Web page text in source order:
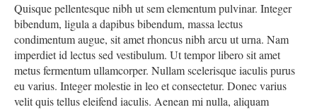
Quisque pellentesque nibh ut sem elementum pulvinar. Integer
bibendum, ligula a dapibus bibendum, massa lectus
condimentum augue, sit amet rhoncus nibh arcu ut urna. Nam
imperdiet id lectus sed vestibulum. Ut tempor libero sit amet
metus fermentum ullamcorper. Nullam scelerisque iaculis purus
eu varius. Integer molestie in leo et consectetur. Donec varius
velit quis tellus eleifend iaculis. Aenean mi nulla, aliquam